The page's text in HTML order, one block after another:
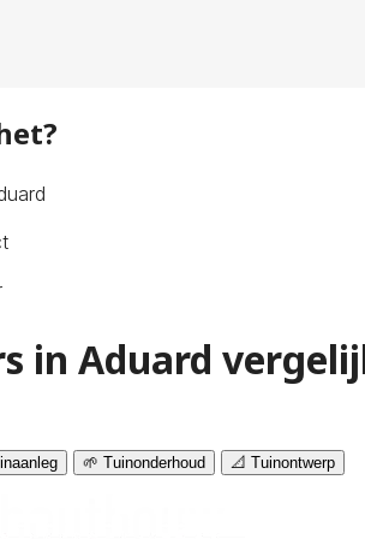
in Aduard
🌱 Tuinonderhoud 📐 Tuinontwerp